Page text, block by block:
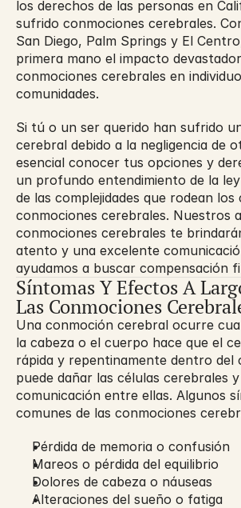
los derechos de las personas en
sufrido conmociones cerebrales.
San Diego, Palm Springs y El
primera mano el impacto
conmociones cerebrales en
comunidades.
Si tú o un ser querido han sufrido
cerebral debido a la negligencia de
esencial conocer tus opciones y
un profundo entendimiento de la
de las complejidades que rodean los
conmociones cerebrales. Nuestros
conmociones cerebrales te
atento y una excelente
ayudamos a buscar compensación
Síntomas Y Efectos A
Las Conmociones
Una conmoción cerebral ocurre
la cabeza o el cuerpo hace que el
rápida y repentinamente dentro del
puede dañar las células cerebrales
comunicación entre ellas. Algunos
comunes de las conmociones
Pérdida de memoria o confusión
Mareos o pérdida del equilibrio
Dolores de cabeza o náuseas
Alteraciones del sueño o fatiga